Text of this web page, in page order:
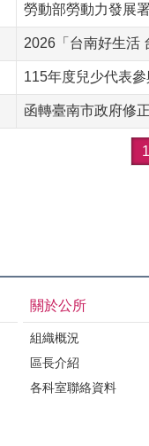
勞動部勞動力發展
2026「台南好生活
115年度兒少代表
函轉臺南市政府修
1
關於公所
組織概況
區長介紹
各科室聯絡資料